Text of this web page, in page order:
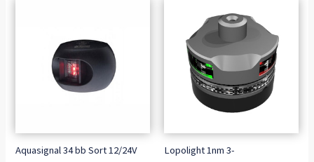
Aquasignal 34 bb Sort 12/24V
Lopolight 1nm 3-